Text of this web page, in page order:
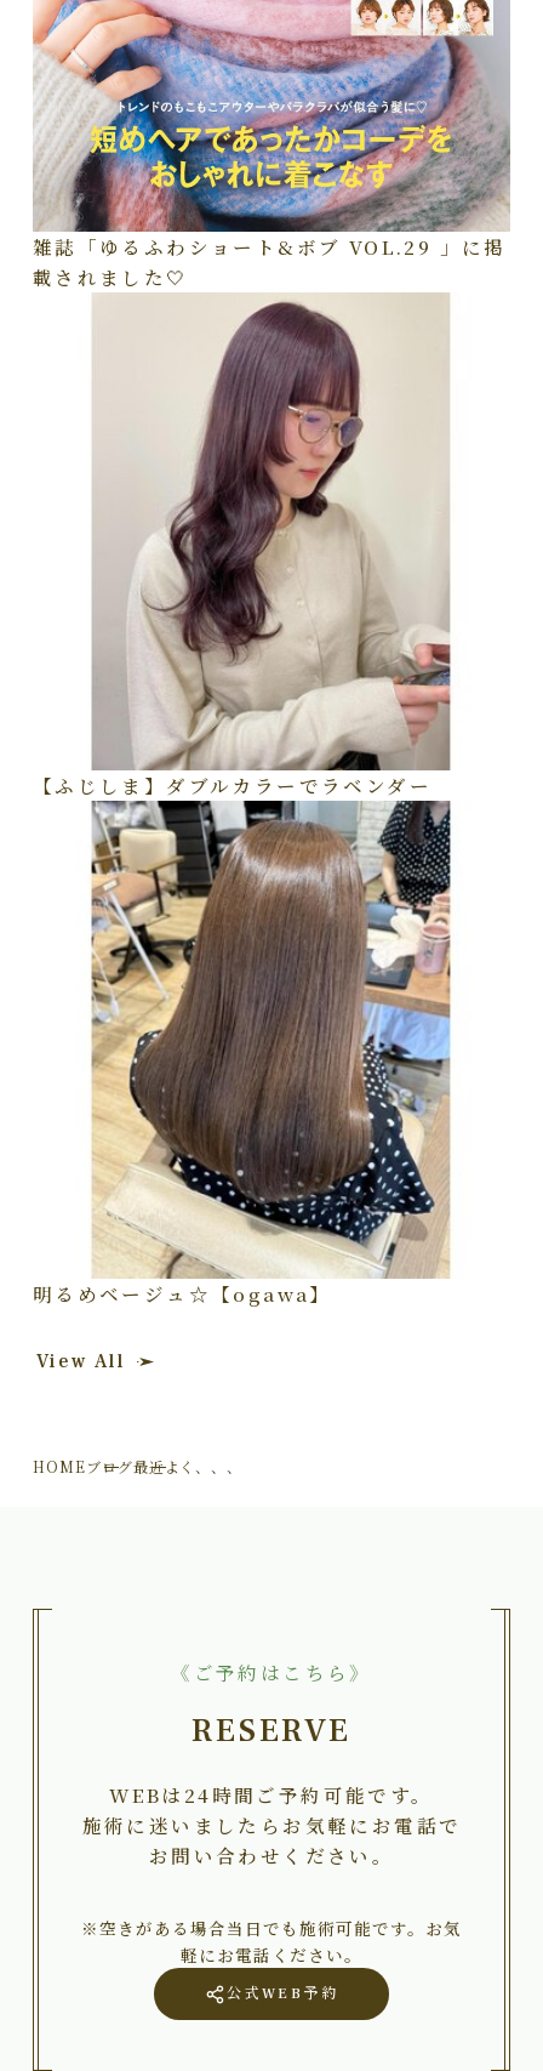
雑誌「ゆるふわショート&ボブ VOL.29 」に掲
載されました🤍
【ふじしま】ダブルカラーでラベンダー
明るめベージュ☆【ogawa】
View All
HOMEブログ最近よく、、、
《ご予約はこちら》
RESERVE
WEBは24時間ご予約可能です。
施術に迷いましたらお気軽にお電話で
お問い合わせください。
※空きがある場合当日でも施術可能です。お気
軽にお電話ください。
公式WEB予約